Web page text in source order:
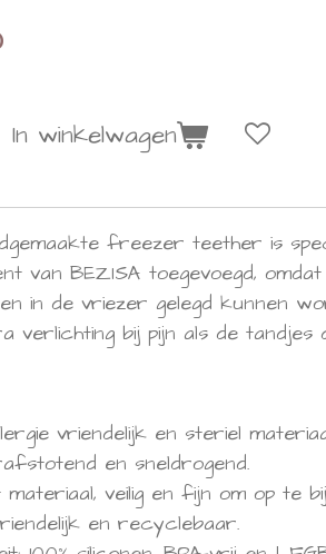
In winkelwagen
freezer teether is
van BEZISA toegevoegd,
in de vriezer gelegd kunnen
verlichting bij pijn als de tandjes
vriendelijk en steriel
en sneldrogend.
veilig en fijn om op te
en recyclebaar.